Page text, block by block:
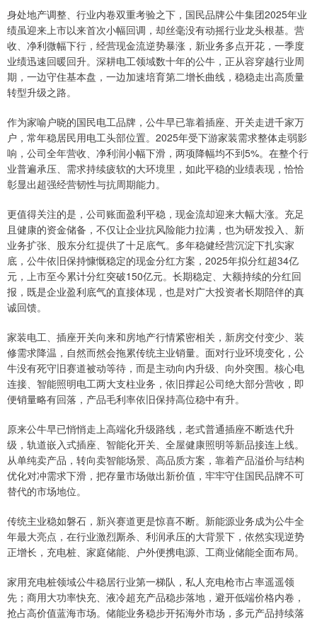
身处地产调整、行业内卷双重考验之下，国民品牌公牛集团2025年业
绩虽迎来上市以来首次小幅回调，却丝毫没有动摇行业龙头根基。营
收、净利微幅下行，经营现金流逆势暴涨，新业务多点开花，一季度
业绩迅速回暖回升。深耕电工领域数十年的公牛，正从容穿越行业周
期，一边守住基本盘，一边加速培育第二增长曲线，稳稳走出高质量
转型升级之路。
作为家喻户晓的国民电工品牌，公牛早已靠着插座、开关走进千家万
户，常年稳居民用电工头部位置。2025年受下游家装需求整体走弱影
响，公司全年营收、净利润小幅下滑，两项降幅均不到5%。在整个行
业普遍承压、需求持续疲软的大环境里，如此平稳的业绩表现，恰恰
彰显出超强经营韧性与抗周期能力。
更值得关注的是，公司账面盈利平稳，现金流却迎来大幅大涨。充足
且健康的资金储备，不仅让企业抗风险能力拉满，也为研发投入、新
业务扩张、股东分红提供了十足底气。多年稳健经营沉淀下扎实家
底，公牛依旧保持慷慨稳定的现金分红方案，2025年拟分红超34亿
元，上市至今累计分红突破150亿元。长期稳定、大额持续的分红回
报，既是企业盈利底气的直接体现，也是对广大投资者长期陪伴的真
诚回馈。
家装电工、插座开关向来和房地产行情紧密相关，新房交付变少、装
修需求降温，自然而然会拖累传统主业销量。面对行业环境变化，公
牛没有死守旧赛道被动等待，而是主动向内升级、向外突围。核心电
连接、智能照明电工两大支柱业务，依旧撑起公司绝大部分营收，即
便销量略有回落，产品毛利率依旧保持高位稳中有升。
原来公牛早已悄悄走上高端化升级路线，老式普通插座不断迭代升
级，轨道嵌入式插座、智能化开关、全屋健康照明等新品接连上线。
从单纯卖产品，转向卖智能场景、高品质方案，靠着产品溢价与结构
优化对冲需求下滑，把存量市场做出新价值，牢牢守住国民品牌不可
替代的市场地位。
传统主业稳如磐石，新兴赛道更是惊喜不断。新能源业务成为公牛全
年最大亮点，在行业激烈厮杀、利润承压的大背景下，依然实现逆势
正增长，充电桩、家庭储能、户外便携电源、工商业储能全面布局。
家用充电桩领域公牛稳居行业第一梯队，私人充电枪市占率遥遥领
先；商用大功率快充、液冷超充产品稳步落地，避开低端价格内卷，
抢占高价值蓝海市场。储能业务稳步开拓海外市场，多元产品持续落